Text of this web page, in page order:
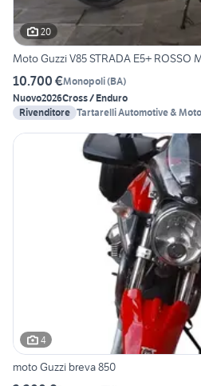
20
Moto Guzzi V85 STRADA E5+ ROSSO
10.700 €Monopoli(BA)
Nuovo2026Cross / Enduro
Rivenditore Tartarelli Automotive &
4
moto Guzzi breva 850